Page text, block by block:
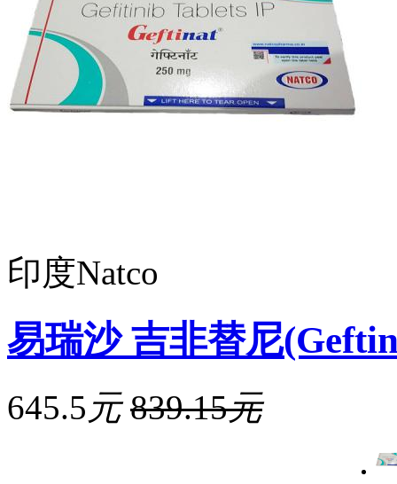
印度Natco
易瑞沙 吉非替尼
645.5 元 839.15元